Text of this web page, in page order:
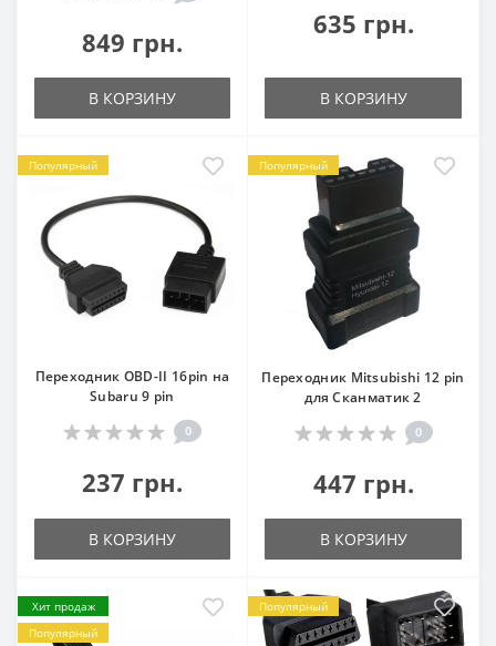
849 грн.
В КОРЗИНУ
635 грн.
В КОРЗИНУ
Популярный
Переходник OBD-II 16pin на
Subaru 9 pin
0
237 грн.
В КОРЗИНУ
Популярный
Переходник Mitsubishi 12 pin
для Сканматик 2
0
447 грн.
В КОРЗИНУ
Хит продаж
Популярный
Популярный